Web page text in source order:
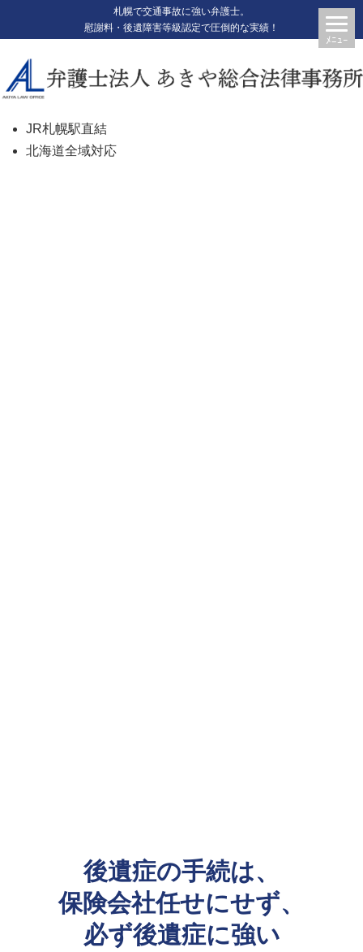
札幌で交通事故に強い弁護士。
慰謝料・後遺障害等級認定で圧倒的な実績！
JR札幌駅直結
北海道全域対応
後遺症の手続は、
保険会社任せにせず、
必ず後遺症に強い